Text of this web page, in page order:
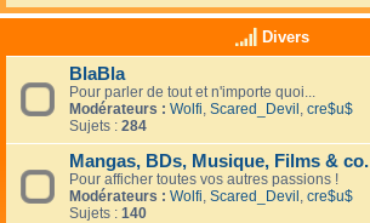
Divers
BlaBla
Pour parler de tout et n'importe quoi...
Modérateurs : Wolfi, Scared_Devil, cre$u$
Sujets : 284
Mangas, BDs, Musique, Films & co.
Pour afficher toutes vos autres passions !
Modérateurs : Wolfi, Scared_Devil, cre$u$
Sujets : 140